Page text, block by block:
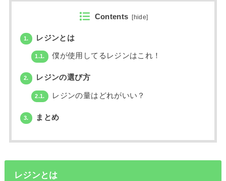
Contents [hide]
1. レジンとは
1.1. 僕が使用してるレジンはこれ！
2. レジンの選び方
2.1. レジンの量はどれがいい？
3. まとめ
レジンとは